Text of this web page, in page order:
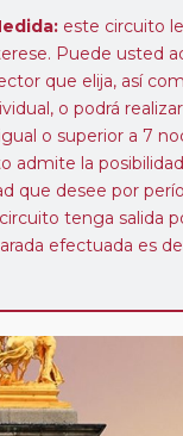
este circuito
Puede usted
que elija, así
o podrá
o superior a 7
admite la
que desee por
tenga salida
efectuada es
cualquier época del
de satisfacción
5%.